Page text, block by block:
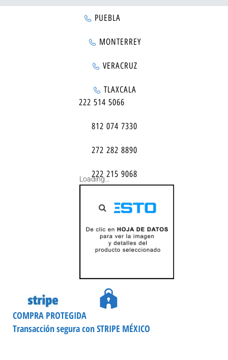
PUEBLA
MONTERREY
VERACRUZ
TLAXCALA
222 514 5066
812 074 7330
272 282 8890
222 215 9068
Loading...
Transacción segura con STRIPE MÉXICO
COMPRA PROTEGIDA